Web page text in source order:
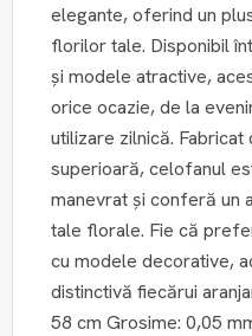
elegante, oferind un
florilor tale. Disponibil
și modele atractive,
orice ocazie, de la
utilizare zilnică.
superioară, celofanul
manevrat și conferă un
tale florale. Fie că
cu modele decorative,
distinctivă fiecărui
58 cm Grosime: 0,05